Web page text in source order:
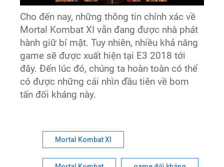
Cho đến nay, những thông tin chính xác về
Mortal Kombat XI vẫn đang được nhà phát
hành giữ bí mật. Tuy nhiên, nhiều khả năng
game sẽ được xuất hiện tại E3 2018 tới
đây. Đến lúc đó, chúng ta hoàn toàn có thể
có được những cái nhìn đầu tiên về bom
tấn đối kháng này.
Mortal Kombat XI